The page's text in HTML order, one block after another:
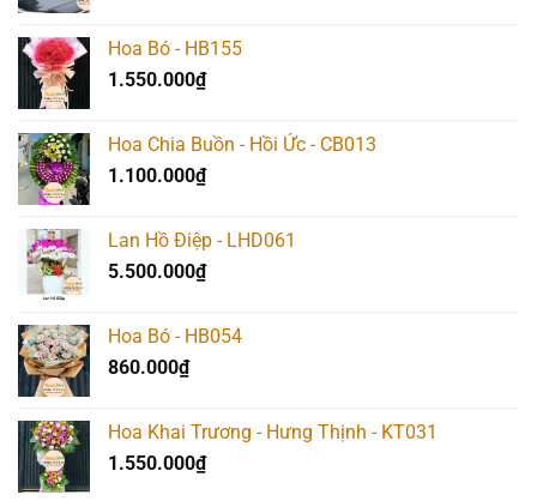
1.217.000₫.
Hoa Bó - HB155
1.550.000₫
Hoa Chia Buồn - Hồi Ức - CB013
1.100.000₫
Lan Hồ Điệp - LHD061
5.500.000₫
Hoa Bó - HB054
860.000₫
Hoa Khai Trương - Hưng Thịnh - KT031
1.550.000₫